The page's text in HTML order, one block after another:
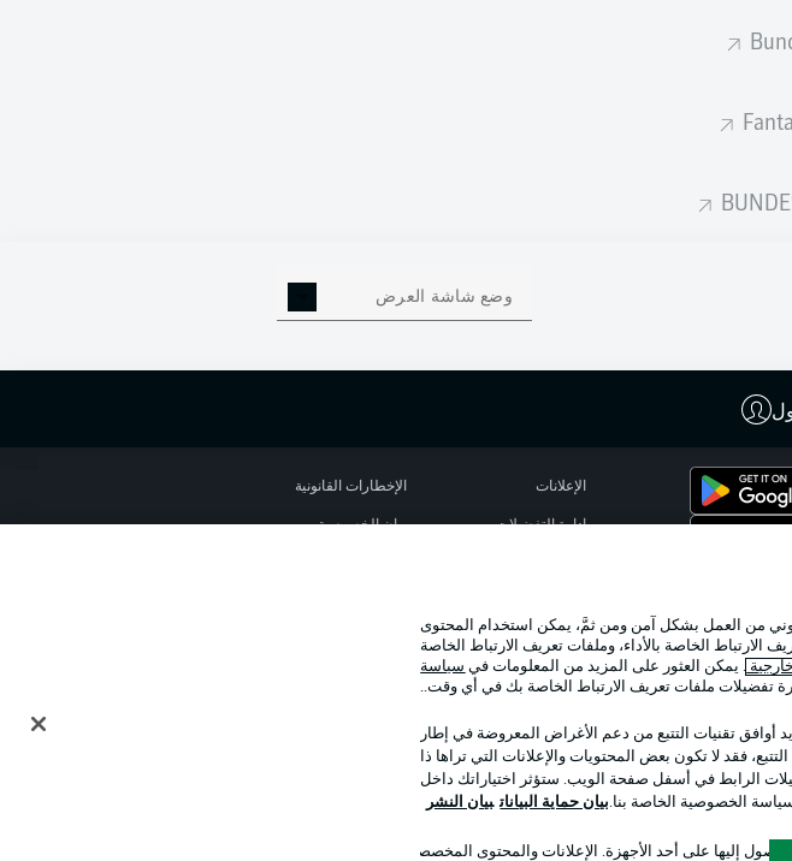
وضع شاشة العرض
الإعلانات الإخطارات القانونية
إدارة التفضيلات بيان الخصوصية
اللاعبون
اختر اللغة
من العمل بشكل آمن ومن ثمَّ، يمكن استخدام المحتوى
الخاصة بالأداء، وملفات تعريف الارتباط الخاصة
. يمكن العثور على المزيد من المعلومات في سياسة
تفضيلات ملفات تعريف الارتباط الخاصة بك في أي وقت..
أوافق تقنيات التتبع من دعم الأغراض المعروضة في إطار
فقد لا تكون بعض المحتويات والإعلانات التي تراها ذا
الرابط في أسفل صفحة الويب. ستؤثر اختياراتك داخل
الخصوصية الخاصة بنا.بيان حماية البيانات بيان النشر
إليها على أحد الأجهزة. الإعلانات والمحتوى المخصصان